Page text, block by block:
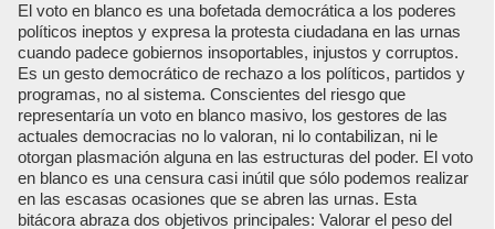
El voto en blanco es una bofetada democrática a los poderes
políticos ineptos y expresa la protesta ciudadana en las urnas
cuando padece gobiernos insoportables, injustos y corruptos.
Es un gesto democrático de rechazo a los políticos, partidos y
programas, no al sistema. Conscientes del riesgo que
representaría un voto en blanco masivo, los gestores de las
actuales democracias no lo valoran, ni lo contabilizan, ni le
otorgan plasmación alguna en las estructuras del poder. El voto
en blanco es una censura casi inútil que sólo podemos realizar
en las escasas ocasiones que se abren las urnas. Esta
bitácora abraza dos objetivos principales: Valorar el peso del